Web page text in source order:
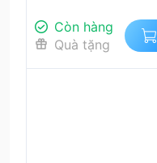
Còn hàng
Quà tặng